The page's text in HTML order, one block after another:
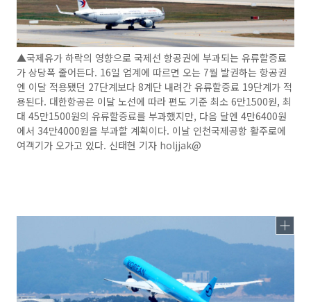
▲국제유가 하락의 영향으로 국제선 항공권에 부과되는 유류할증료
가 상당폭 줄어든다. 16일 업계에 따르면 오는 7월 발권하는 항공권
엔 이달 적용됐던 27단계보다 8계단 내려간 유류할증료 19단계가 적
용된다. 대한항공은 이달 노선에 따라 편도 기준 최소 6만1500원, 최
대 45만1500원의 유류할증료를 부과했지만, 다음 달엔 4만6400원
에서 34만4000원을 부과할 계획이다. 이날 인천국제공항 활주로에
여객기가 오가고 있다. 신태현 기자 holjjak@